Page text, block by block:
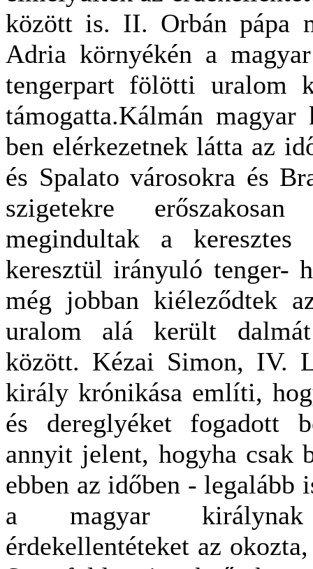
között is. II. Orbán pápa
Adria környékén a
tengerpart fölötti uralom
támogatta.Kálmán
ben elérkezetnek látta az
és Spalato városokra és
szigetekre
megindultak a
keresztül irányuló tenger-
még jobban kiéleződtek
uralom alá került dalmát
között. Kézai Simon, IV.
király krónikása említi,
és dereglyéket fogadott
annyit jelent, hogyha csak
ebben az időben -
a magyar királynak
érdekellentéteket az